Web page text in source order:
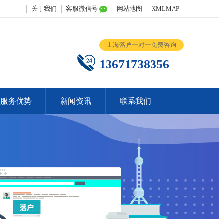
关于我们 客服微信号 网站地图 XMLMAP
上海落户一对一免费咨询
13671738356
服务优势 新闻资讯 联系我们